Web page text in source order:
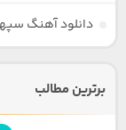
دانلود آهنگ
برترین مطالب